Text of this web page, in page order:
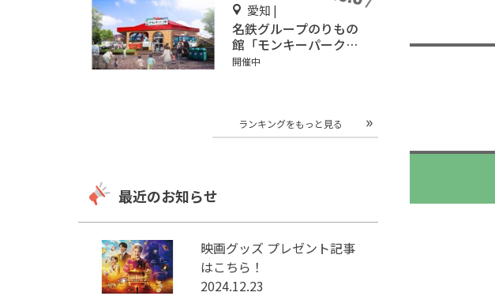
愛知 |
名鉄グループのりもの
館「モンキーパーク
駅」3/2オープン
開催中
ランキングをもっと見る
最近のお知らせ
映画グッズ プレゼント記事
はこちら！
2024.12.23